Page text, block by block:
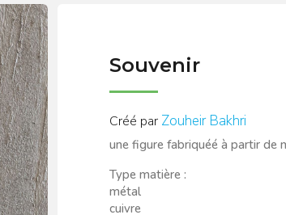
Souvenir
Créé par Zouheir Bakhri
une figure fabriquéé à partir de
Type matière :
métal
cuivre